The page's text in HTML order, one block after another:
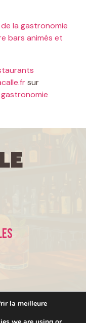
la gastronomie
bars animés et
sur
la meilleure